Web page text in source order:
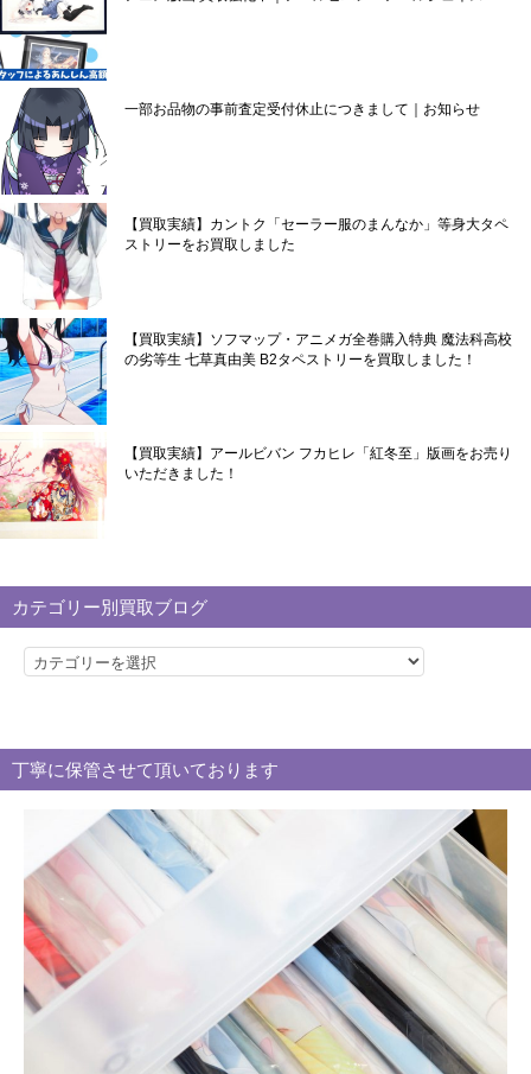
一部お品物の事前査定受付休止につきまして｜お知らせ
【買取実績】カントク「セーラー服のまんなか」等身大タペ
ストリーをお買取しました
【買取実績】ソフマップ・アニメガ全巻購入特典 魔法科高校
の劣等生 七草真由美 B2タペストリーを買取しました！
【買取実績】アールビバン フカヒレ「紅冬至」版画をお売り
いただきました！
カテゴリー別買取ブログ
カ
リ
ー
ロ
グ
丁寧に保管させて頂いております